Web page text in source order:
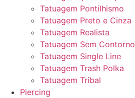
Tatuagem Pontilhismo
Tatuagem Preto e Cinza
Tatuagem Realista
Tatuagem Sem Contorno
Tatuagem Single Line
Tatuagem Trash Polka
Tatuagem Tribal
Piercing